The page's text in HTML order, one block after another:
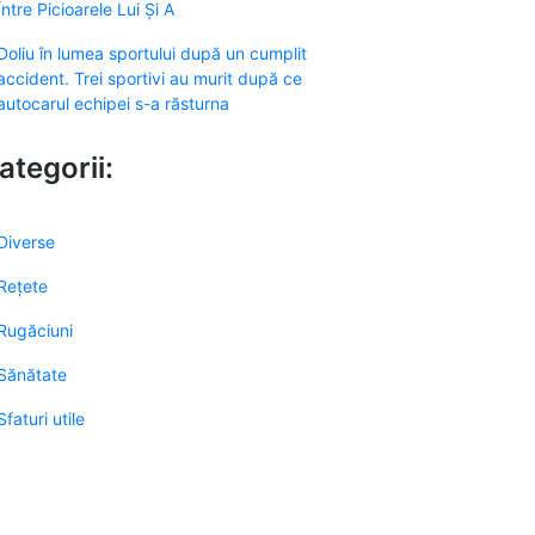
Picioarele Lui Și A
în lumea sportului după un cumplit
Trei sportivi au murit după ce
echipei s-a răsturna
utile